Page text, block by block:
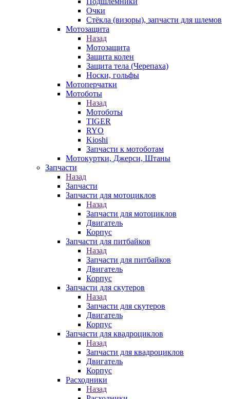
Очки
Стёкла (визоры), запчасти для шлемов
Мотозащита
Назад
Мотозащита
Защита колен
Защита тела (Черепаха)
Носки, гольфы
Мотоперчатки
Мотоботы
Назад
Мотоботы
TIGER
RYO
Kioshi
Запчасти к мотоботам
Мотокуртки, Джерси, Штаны
Запчасти
Назад
Запчасти
Запчасти для мотоциклов
Назад
Запчасти для мотоциклов
Двигатель
Корпус
Запчасти для питбайков
Назад
Запчасти для питбайков
Двигатель
Корпус
Запчасти для скутеров
Назад
Запчасти для скутеров
Двигатель
Корпус
Запчасти для квадроциклов
Назад
Запчасти для квадроциклов
Двигатель
Корпус
Расходники
Назад